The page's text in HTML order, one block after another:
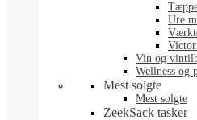
Ure
Vin og
Wellness og
Mest solgte
Mest solgte
ZeekSack tasker